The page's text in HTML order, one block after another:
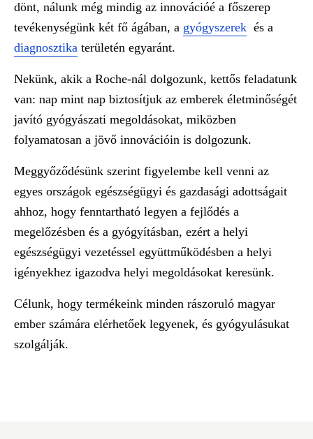
dönt, nálunk még mindig az innovációé a főszerep
tevékenységünk két fő ágában, a gyógyszerek és a
diagnosztika területén egyaránt.
Nekünk, akik a Roche-nál dolgozunk, kettős feladatunk
van: nap mint nap biztosítjuk az emberek életminőségét
javító gyógyászati megoldásokat, miközben
folyamatosan a jövő innovációin is dolgozunk.
Meggyőződésünk szerint figyelembe kell venni az
egyes országok egészségügyi és gazdasági adottságait
ahhoz, hogy fenntartható legyen a fejlődés a
megelőzésben és a gyógyításban, ezért a helyi
egészségügyi vezetéssel együttműködésben a helyi
igényekhez igazodva helyi megoldásokat keresünk.
Célunk, hogy termékeink minden rászoruló magyar
ember számára elérhetőek legyenek, és gyógyulásukat
szolgálják.